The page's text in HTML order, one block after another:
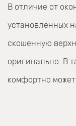
В отличие от
установленных
скошенную
оригинально. В
комфортно